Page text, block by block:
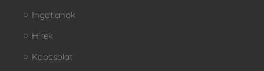
Ingatlanok
Hírek
Kapcsolat